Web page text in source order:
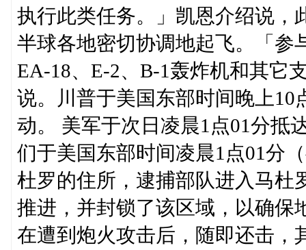
执行此类任务。」凯恩介绍说，
半球各地密切协调地起飞。「参
EA-18、E-2、B-1轰炸机和其它
说。川普于美国东部时间晚上10
动。 美军于次日凌晨1点01分抵
们于美国东部时间凌晨1点01分
杜罗的住所，逮捕部队进入马杜
推进，并封锁了该区域，以确保
在遭到炮火攻击后，随即还击，